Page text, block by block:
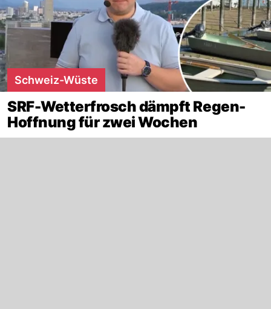
Schweiz-Wüste
SRF-Wetterfrosch dämpft Regen-
Hoffnung für zwei Wochen